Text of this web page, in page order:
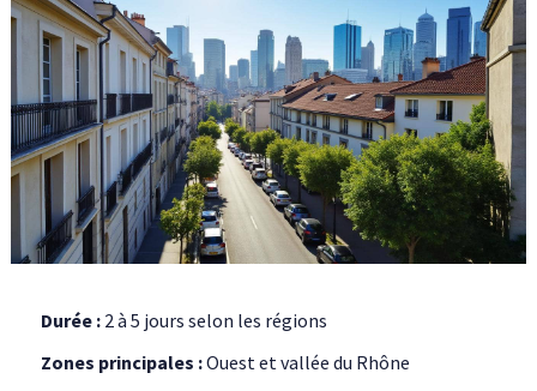
Durée :2 à 5 jours selon les régions
Zones principales :Ouest et vallée du Rhône